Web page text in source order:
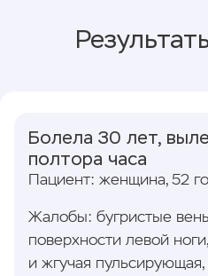
Болела 30 лет,
полтора часа
Пациент: женщина, 52
Жалобы: бугристые
поверхности левой
и жгучая